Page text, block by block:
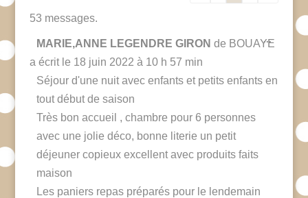
liste
du
livre
53 messages.
MARIE,ANNE LEGENDRE GIRON de BOUAYE
a écrit le 18 juin 2022 à 10 h 57 min
Séjour d'une nuit avec enfants et petits enfants en
tout début de saison
Très bon accueil , chambre pour 6 personnes
avec une jolie déco, bonne literie un petit
déjeuner copieux excellent avec produits faits
maison
Les paniers repas préparés pour le lendemain
...Ouvrir/
cette